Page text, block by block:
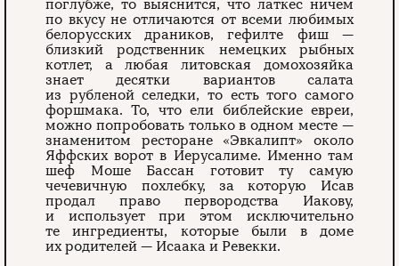
поглубже, то выяснится, что латкес ничем
по вкусу не отличаются от всеми любимых
белорусских драников, гефилте фиш —
близкий родственник немецких рыбных
котлет, а любая литовская домохозяйка
знает десятки вариантов салата
из рубленой селедки, то есть того самого
форшмака. То, что ели библейские евреи,
можно попробовать только в одном месте —
знаменитом ресторане «Эвкалипт» около
Яффских ворот в Иерусалиме. Именно там
шеф Моше Бассан готовит ту самую
чечевичную похлебку, за которую Исав
продал право первородства Иакову,
и использует при этом исключительно
те ингредиенты, которые были в доме
их родителей — Исаака и Ревекки.